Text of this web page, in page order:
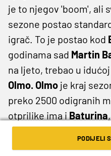
je to njegov 'boom', ali
sezone postao
igrač. To je postao kod
godinama sad Martin
na ljeto, trebao u
Olmo. Olmo je kraj
preko 2500 odigranih
otprilike ima iBaturina
ipak veće. Prošao je
'desetke' i sigurnog
PODIJELI